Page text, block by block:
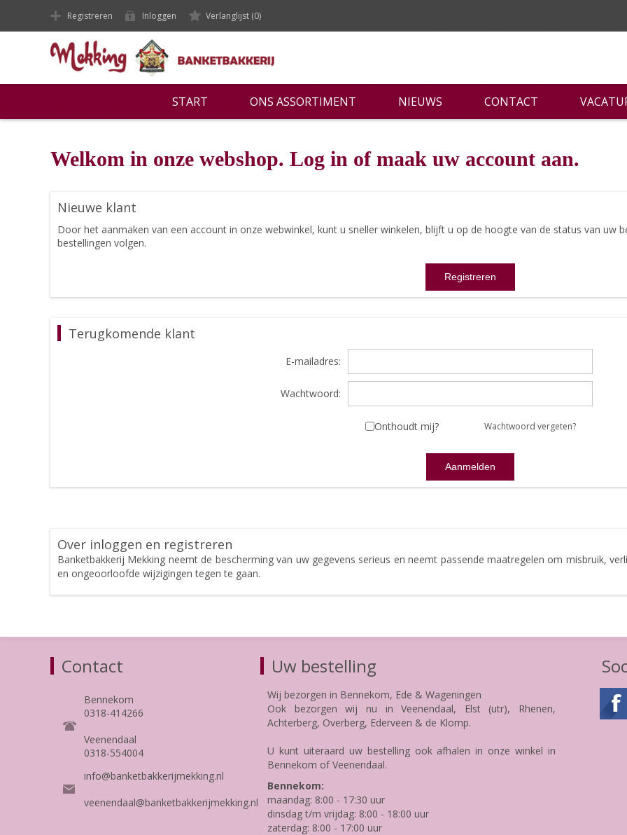
Registreren Inloggen Verlanglijst (0)
START ONS ASSORTIMENT NIEUWS CONTACT
Welkom in onze webshop. Log in of maak uw account aan.
Nieuwe klant
Door het aanmaken van een account in onze webwinkel, kunt u sneller winkelen, blijft u op de hoogte van de status van uw
bestellingen volgen.
Terugkomende klant
E-mailadres:
Wachtwoord:
Onthoudt mij? Wachtwoord vergeten?
Over inloggen en registreren
Banketbakkerij Mekking neemt de bescherming van uw gegevens serieus en neemt passende maatregelen om misbruik,
en ongeoorloofde wijzigingen tegen te gaan.
Contact
Bennekom
0318-414266
Veenendaal
0318-554004
info@banketbakkerijmekking.nl
veenendaal@banketbakkerijmekking.nl
Uw bestelling
Wij bezorgen in Bennekom, Ede & Wageningen
Ook bezorgen wij nu in Veenendaal, Elst (utr), Rhenen,
Achterberg, Overberg, Ederveen & de Klomp.
U kunt uiteraard uw bestelling ook afhalen in onze winkel in
Bennekom of Veenendaal.
Bennekom:
maandag: 8:00 - 17:30 uur
dinsdag t/m vrijdag: 8:00 - 18:00 uur
zaterdag: 8:00 - 17:00 uur